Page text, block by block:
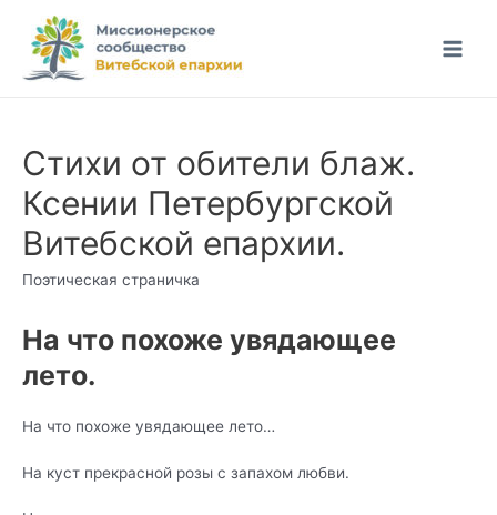
Перейти
содержимому
Main
Стихи от обители блаж.
Ксении Петербургской
Витебской епархии.
Поэтическая страничка
На что похоже увядающее
лето.
На что похоже увядающее лето…
На куст прекрасной розы с запахом любви.